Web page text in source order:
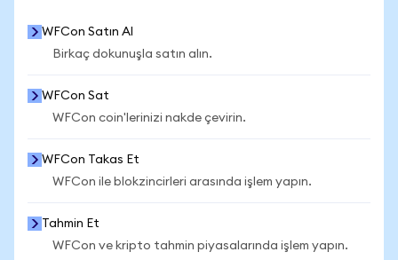
WFCon Satın Al
Birkaç dokunuşla satın alın.
WFCon Sat
WFCon coin'lerinizi nakde çevirin.
WFCon Takas Et
WFCon ile blokzincirleri arasında işlem yapın.
Tahmin Et
WFCon ve kripto tahmin piyasalarında işlem yapın.